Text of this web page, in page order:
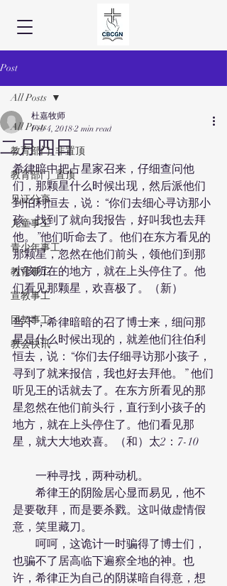
Post
All Posts
教育部门_非置顶
教育部门_置顶
见证分享
儿童事工
青少年事工
教育事工
宣教事工
团契事工
教会快讯
All Posts
二月四日
杜嘉牧师
Feb 4, 2018 2 min read
希律暗中把占星家召来，仔细查问他
们，那颗星什么时候出现，然后派他们
到伯利恒去，说：“你们去细心寻访那小
孩，找到了就向我报告，好叫我也去拜
他。”他们听命去了。他们在东方看见的
那颗星，忽然在他们前头，领他们到那
小孩所在的地方，就在上头停住了。他
们看见那颗星，欢喜极了。（新）
当下，希律暗暗的召了博士来，细问那
星是什么时候出现的，就差他们往伯利
恒去，说：“你们去仔细寻访那小孩子，
寻到了就来报信，我也好去拜他。” 他们
听见王的话就去了。在东方所看见的那
星忽然在他们前头行，直行到小孩子的
地方，就在上头停住了。他们看见那
星，就大大地欢喜。（和）太2：7-10
一种寻找，两种动机。
希律王的阴险居心显而易见，他不
是要敬拜，而是要杀戮。这叫做虚情假
意，笑里藏刀。
呵呵，这诡计一时骗得了博士们，
也骗不了居高临下遍察全地的神。也
许，希律正为自己的阴谋暗自得意，想